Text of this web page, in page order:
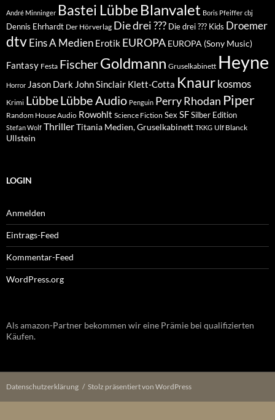
André Minninger Bastei Lübbe Blanvalet Boris Pfeiffer cbj
Dennis Ehrhardt Der Hörverlag Die drei ??? Die drei ??? Kids Droemer
dtvEins A Medien Erotik EUROPA EUROPA (Sony Music)
Fantasy Festa FischerGoldmann Gruselkabinett Heyne
Horror Jason Dark John Sinclair Klett-Cotta Knaur kosmos
Krimi LübbeLübbe Audio Penguin Perry Rhodan Piper
Random House Audio Rowohlt Science Fiction Sex SFSilber Edition
Stefan Wolf ThrillerTitania Medien, Gruselkabinett TKKG Ulf Blanck
Ullstein
LOGIN
Anmelden
Eintrags-Feed
Kommentar-Feed
WordPress.org
Als amazon-Partner bekommen wir eine Prämie bei qualifizierten
Käufen.
Datenschutzerklärung Stolz präsentiert von WordPress